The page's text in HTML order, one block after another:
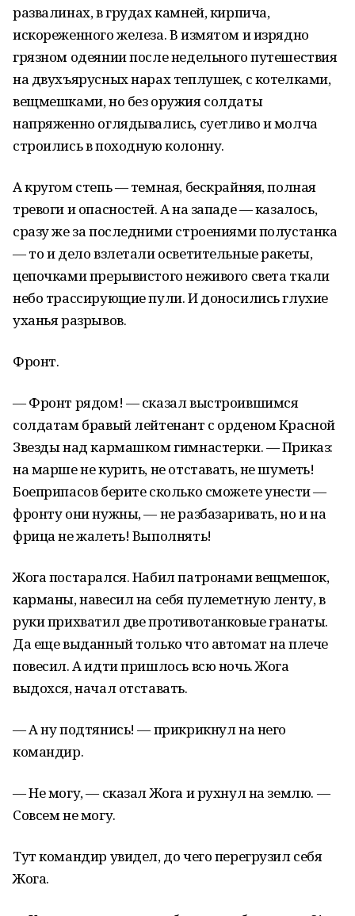
развалинах, в грудах камней, кирпича,
искореженного железа. В измятом и изрядно
грязном одеянии после недельного путешествия
на двухъярусных нарах теплушек, с котелками,
вещмешками, но без оружия солдаты
напряженно оглядывались, суетливо и молча
строились в походную колонну.
А кругом степь — темная, бескрайняя, полная
тревоги и опасностей. А на западе — казалось,
сразу же за последними строениями полустанка
— то и дело взлетали осветительные ракеты,
цепочками прерывистого неживого света ткали
небо трассирующие пули. И доносились глухие
уханья разрывов.
Фронт.
— Фронт рядом! — сказал выстроившимся
солдатам бравый лейтенант с орденом Красной
Звезды над кармашком гимнастерки. — Приказ:
на марше не курить, не отставать, не шуметь!
Боеприпасов берите сколько сможете унести —
фронту они нужны, — не разбазаривать, но и на
фрица не жалеть! Выполнять!
Жога постарался. Набил патронами вещмешок,
карманы, навесил на себя пулеметную ленту, в
руки прихватил две противотанковые гранаты.
Да еще выданный только что автомат на плече
повесил. А идти пришлось всю ночь. Жога
выдохся, начал отставать.
— А ну подтянись! — прикрикнул на него
командир.
— Не могу, — сказал Жога и рухнул на землю. —
Совсем не могу.
Тут командир увидел, до чего перегрузил себя
Жога.